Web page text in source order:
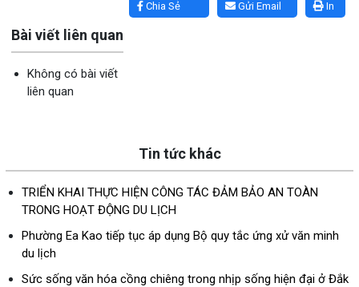
In
Gửi Email
Chia Sẻ
Bài viết liên quan
Không có bài viết
liên quan
Tin tức khác
TRIỂN KHAI THỰC HIỆN CÔNG TÁC ĐẢM BẢO AN TOÀN
TRONG HOẠT ĐỘNG DU LỊCH
Phường Ea Kao tiếp tục áp dụng Bộ quy tắc ứng xử văn minh
du lịch
Sức sống văn hóa cồng chiêng trong nhịp sống hiện đại ở Đắk